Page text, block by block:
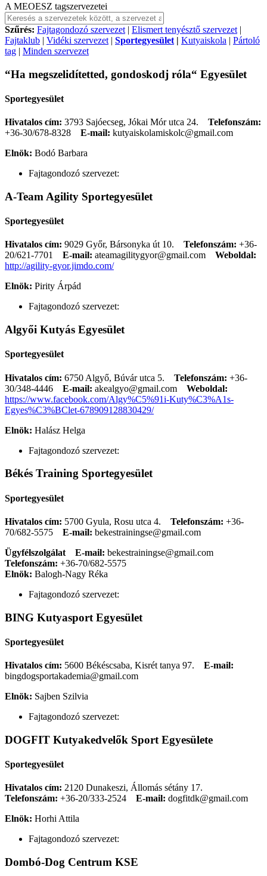
A MEOESZ tagszervezetei
Szűrés: Fajtagondozó szervezet | Elismert tenyésztő szervezet |
Fajtaklub | Vidéki szervezet | Sportegyesület | Kutyaiskola | Pártoló
tag | Minden szervezet
“Ha megszelidítetted, gondoskodj róla“ Egyesület
Sportegyesület
Hivatalos cím: 3793 Sajóecseg, Jókai Mór utca 24. Telefonszám:
+36-30/678-8328
E-mail: kutyaiskolamiskolc@gmail.com
Elnök: Bodó Barbara
Fajtagondozó szervezet:
A-Team Agility Sportegyesület
Sportegyesület
Hivatalos cím: 9029 Győr, Bársonyka út 10. Telefonszám: +36-
20/621-7701
E-mail: ateamagilitygyor@gmail.com
Weboldal:
http://agility-gyor.jimdo.com/
Elnök: Pirity Árpád
Fajtagondozó szervezet:
Algyői Kutyás Egyesület
Sportegyesület
Hivatalos cím: 6750 Algyő, Búvár utca 5. Telefonszám: +36-
30/348-4446
E-mail: akealgyo@gmail.com
Weboldal:
https://www.facebook.com/Algy%C5%91i-Kuty%C3%A1s-
Egyes%C3%BClet-678909128830429/
Elnök: Halász Helga
Fajtagondozó szervezet:
Békés Training Sportegyesület
Sportegyesület
Hivatalos cím: 5700 Gyula, Rosu utca 4. Telefonszám: +36-
70/682-5575
E-mail: bekestrainingse@gmail.com
Ügyfélszolgálat
E-mail: bekestrainingse@gmail.com
Telefonszám: +36-70/682-5575
Elnök: Balogh-Nagy Réka
Fajtagondozó szervezet:
BING Kutyasport Egyesület
Sportegyesület
Hivatalos cím: 5600 Békéscsaba, Kisrét tanya 97. E-mail:
bingdogsportakademia@gmail.com
Elnök: Sajben Szilvia
Fajtagondozó szervezet:
DOGFIT Kutyakedvelők Sport Egyesülete
Sportegyesület
Hivatalos cím: 2120 Dunakeszi, Állomás sétány 17.
Telefonszám: +36-20/333-2524 E-mail: dogfitdk@gmail.com
Elnök: Horhi Attila
Fajtagondozó szervezet:
Dombó-Dog Centrum KSE